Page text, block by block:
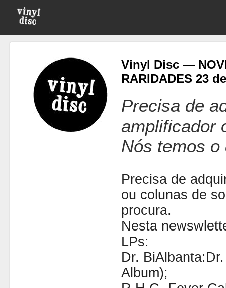
Vinyl Disc —
RARIDADES 23
Precisa de
amplificador
Nós temos o
Precisa de
ou colunas de
procura.
Nesta
LPs:
Dr.
Album);